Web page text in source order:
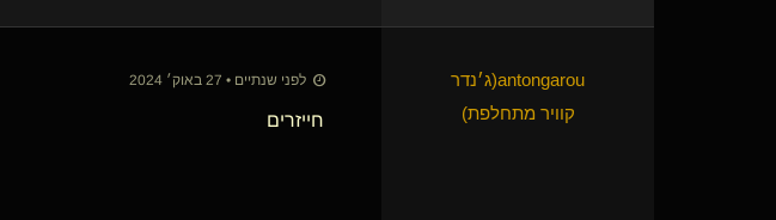
antongarou​(ג׳נדר
קוויר מתחלפת)
לפני שנתיים • 27 באוק׳ 2024
חייזרים